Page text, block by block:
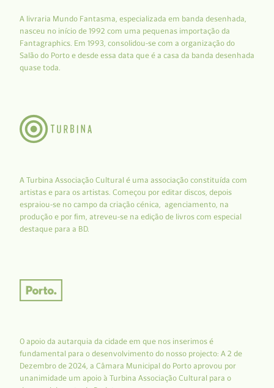
A livraria Mundo Fantasma, especializada em banda desenhada,
nasceu no início de 1992 com uma pequenas importação da
Fantagraphics. Em 1993, consolidou-se com a organização do
Salão do Porto e desde essa data que é a casa da banda desenhada
quase toda.
A Turbina Associação Cultural é uma associação constituída com
artistas e para os artistas. Começou por editar discos, depois
espraiou-se no campo da criação cénica, agenciamento, na
produção e por fim, atreveu-se na edição de livros com especial
destaque para a BD.
O apoio da autarquia da cidade em que nos inserimos é
fundamental para o desenvolvimento do nosso projecto: A 2 de
Dezembro de 2024, a Câmara Municipal do Porto aprovou por
unanimidade um apoio à Turbina Associação Cultural para o